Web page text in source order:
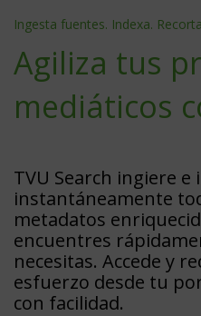
Ingesta fuentes. Indexa.
Agiliza tus
mediáticos
TVU Search ingiere e
instantáneamente
metadatos
encuentres
necesitas. Accede y
esfuerzo desde tu
con facilidad.